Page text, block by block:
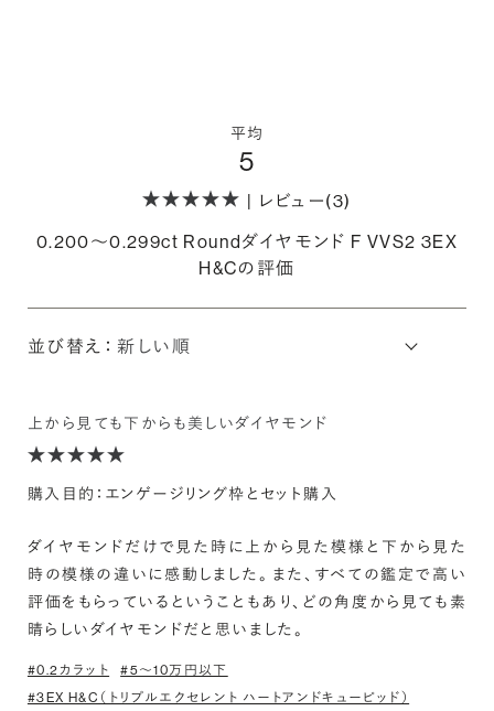
平均
5
| レビュー(3)
0.200〜0.299ct Roundダイヤモンド F VVS2 3EX
H&Cの評価
並び替え：
上から見ても下からも美しいダイヤモンド
購入目的：エンゲージリング枠とセット購入
ダイヤモンドだけで見た時に上から見た模様と下から見た
時の模様の違いに感動しました。 また、すべての鑑定で高い
評価をもらっているということもあり、どの角度から見ても素
晴らしいダイヤモンドだと思いました。
#0.2カラット
#5〜10万円以下
#3EX H&C（トリプルエクセレント ハートアンドキューピッド）